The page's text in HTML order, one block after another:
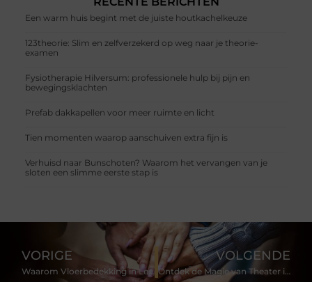
Een warm huis begint met de juiste houtkachelkeuze
123theorie: Slim en zelfverzekerd op weg naar je theorie-
examen
Fysiotherapie Hilversum: professionele hulp bij pijn en
bewegingsklachten
Prefab dakkapellen voor meer ruimte en licht
Tien momenten waarop aanschuiven extra fijn is
Verhuisd naar Bunschoten? Waarom het vervangen van je
sloten een slimme eerste stap is
VORIGE
Waarom Vloerbedekking in Leiden de Beste Keuze is voor je Huis
VOLGENDE
Ontdek de Magie van Theater in Barendrecht